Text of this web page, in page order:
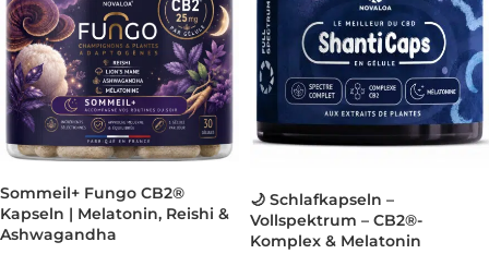
Sommeil+ Fungo CB2®
Kapseln | Melatonin, Reishi &
Ashwagandha
🌙 Schlafkapseln –
Vollspektrum – CB2®-
Komplex & Melatonin